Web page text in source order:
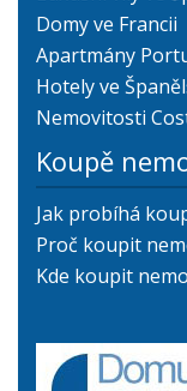
Domy ve Francii
Apartmány
Hotely ve
Nemovitosti
Koupě
Jak probíhá
Proč koupit
Kde koupit